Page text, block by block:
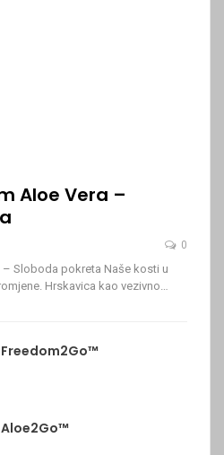
Aloe Vera –
0
– Sloboda pokreta Naše kosti u
Hrskavica kao vezivno…